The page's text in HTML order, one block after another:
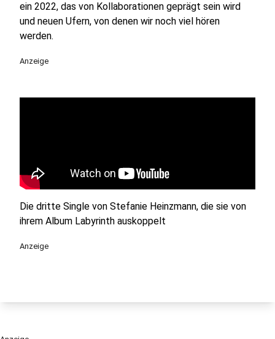
ein 2022, das von Kollaborationen geprägt sein wird
und neuen Ufern, von denen wir noch viel hören
werden.
Anzeige
Die dritte Single von Stefanie Heinzmann, die sie von
ihrem Album Labyrinth auskoppelt
Anzeige